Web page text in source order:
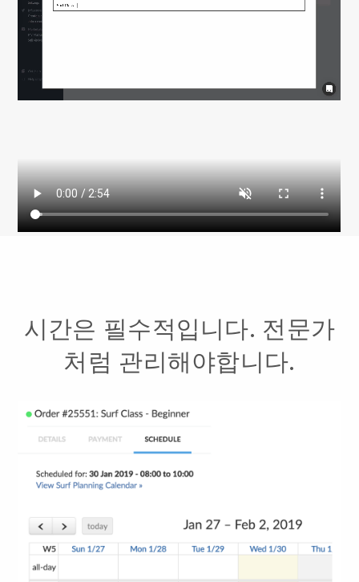
시간은 필수적입니다. 전문가
처럼 관리해야합니다.